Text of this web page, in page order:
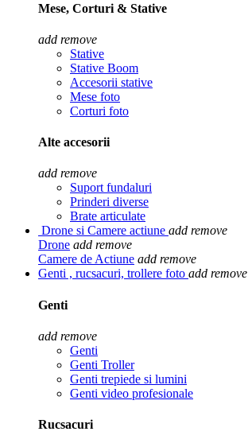
Mese, Corturi & Stative
add remove
Stative
Stative Boom
Accesorii stative
Mese foto
Corturi foto
Alte accesorii
add remove
Suport fundaluri
Prinderi diverse
Brate articulate
Drone si Camere actiune add remove
Drone add remove
Camere de Actiune add remove
Genti , rucsacuri, trollere foto add remove
Genti
add remove
Genti
Genti Troller
Genti trepiede si lumini
Genti video profesionale
Rucsacuri